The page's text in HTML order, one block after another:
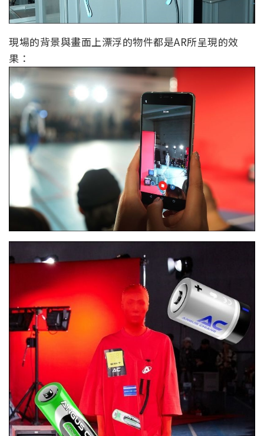
現場的背景與畫面上漂浮的物件都是AR所呈現的效
果：